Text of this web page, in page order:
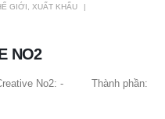
NO2
GIỚI , XUẤT KHẨU
Creative No2: - Thành phần: